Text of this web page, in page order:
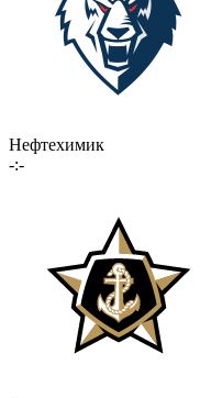
Нефтехимик
-:-